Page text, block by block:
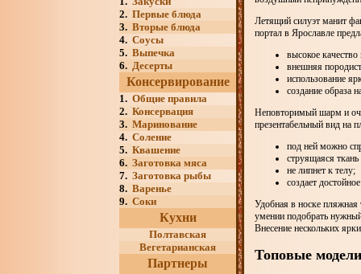
2. Первые блюда
3. Вторые блюда
4. Соусы
5. Выпечка
6. Десерты
Консервирование
1. Общие правила
2. Консервация
3. Маринование
4. Соление
5. Квашение
6. Заготовка мяса
7. Заготовка рыбы
8. Варенье
9. Соки
Кухни
Полтавская
Вегетарианская
Партнеры
Летящий силуэт манит
портал в Ярославле
высокое качество
внешняя
использование
создание образа
Неповторимый шарм и
презентабельный вид на
под ней можно
струящаяся
не липнет к телу;
создает
Удобная в носке
умении подобрать
Внесение нескольких
Топовые